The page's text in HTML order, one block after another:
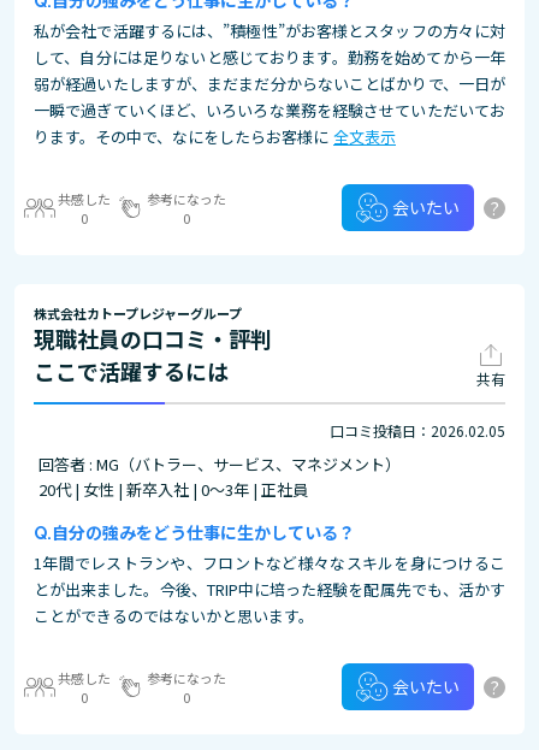
私が会社で活躍するには、”積極性”がお客様とスタッフの方々に対
して、自分には足りないと感じております。勤務を始めてから一年
弱が経過いたしますが、まだまだ分からないことばかりで、一日が
一瞬で過ぎていくほど、いろいろな業務を経験させていただいてお
ります。その中で、なにをしたらお客様に 全文表示
共感した
0
参考になった
0
会いたい ?
株式会社カトープレジャーグループ
現職社員の口コミ・評判
ここで活躍するには
共有
口コミ投稿日：2026.02.05
回答者 : MG（バトラー、サービス、マネジメント）
20代 | 女性 | 新卒入社 | 0～3年 | 正社員
自分の強みをどう仕事に生かしている？
1年間でレストランや、フロントなど様々なスキルを身につけるこ
とが出来ました。今後、TRIP中に培った経験を配属先でも、活かす
ことができるのではないかと思います。
共感した
0
参考になった
0
会いたい ?